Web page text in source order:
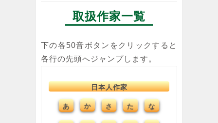
取扱作家一覧
下の各50音ボタンをクリックすると
各行の先頭へジャンプします。
日本人作家
あ か さ た な